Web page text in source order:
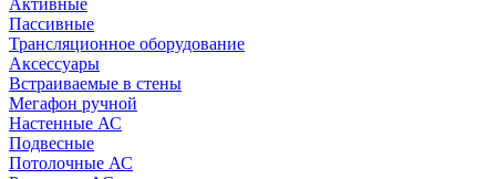
Активные
Пассивные
Трансляционное оборудование
Аксессуары
Встраиваемые в стены
Мегафон ручной
Настенные АС
Подвесные
Потолочные АС